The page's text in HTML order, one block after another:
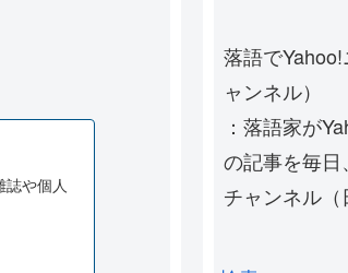
や個人
落語で
ャンネル）
：落語家が
の記事を毎
チャンネル（